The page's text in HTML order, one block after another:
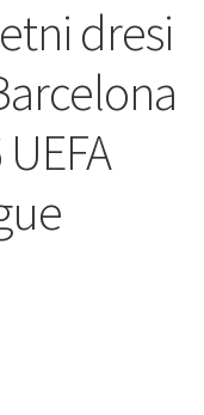
dresi